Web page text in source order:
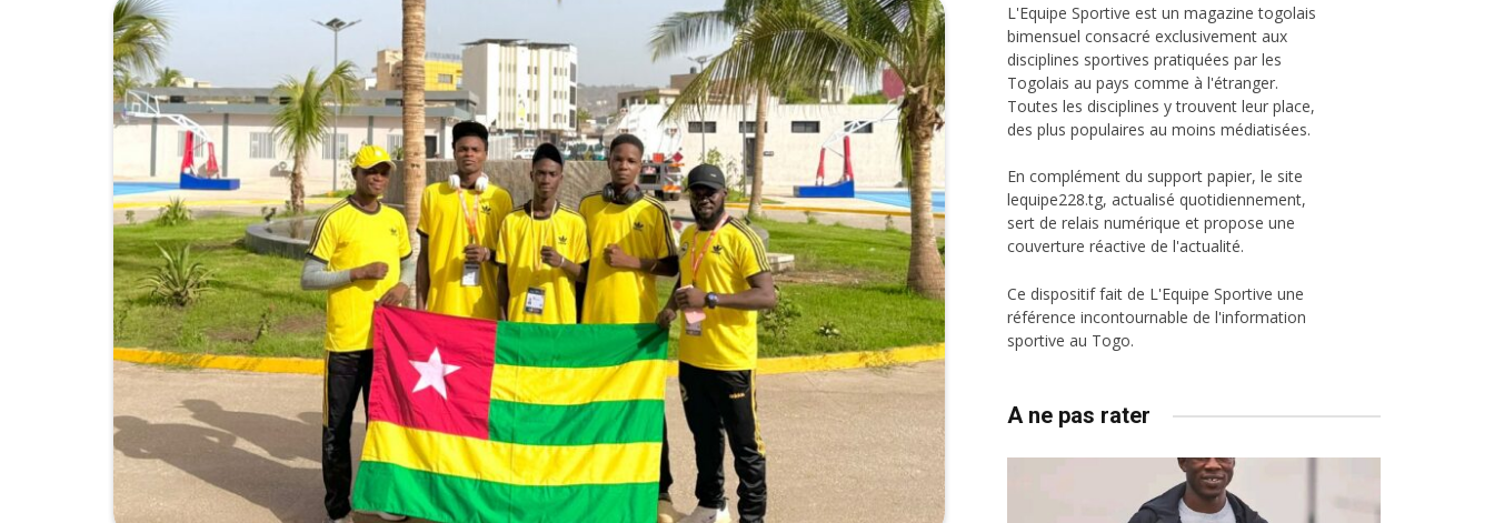
L'Equipe Sportive est un magazine togolais
bimensuel consacré exclusivement aux
disciplines sportives pratiquées par les
Togolais au pays comme à l'étranger.
Toutes les disciplines y trouvent leur place,
des plus populaires au moins médiatisées.
En complément du support papier, le site
lequipe228.tg, actualisé quotidiennement,
sert de relais numérique et propose une
couverture réactive de l'actualité.
Ce dispositif fait de L'Equipe Sportive une
référence incontournable de l'information
sportive au Togo.
A ne pas rater